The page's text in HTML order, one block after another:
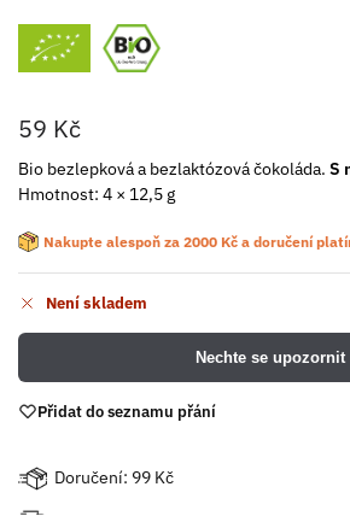
59 Kč
Bio bezlepková a bezlaktózová čokoláda. S
Hmotnost: 4 × 12,5 g
Nakupte alespoň za 2000 Kč a doručení
Není skladem
Nechte se upozornit
Přidat do seznamu přání
Doručení: 99 Kč